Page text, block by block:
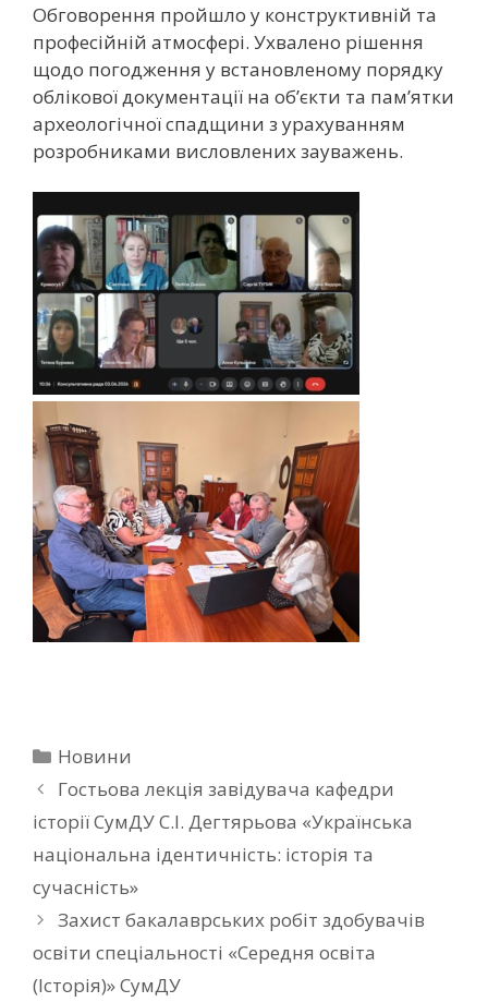
Обговорення пройшло у конструктивній та
професійній атмосфері. Ухвалено рішення
щодо погодження у встановленому порядку
облікової документації на об’єкти та пам’ятки
археологічної спадщини з урахуванням
розробниками висловлених зауважень.
Новини
Гостьова лекція завідувача кафедри
історії СумДУ С.І. Дегтярьова «Українська
національна ідентичність: історія та
сучасність»
Захист бакалаврських робіт здобувачів
освіти спеціальності «Середня освіта
(Історія)» СумДУ